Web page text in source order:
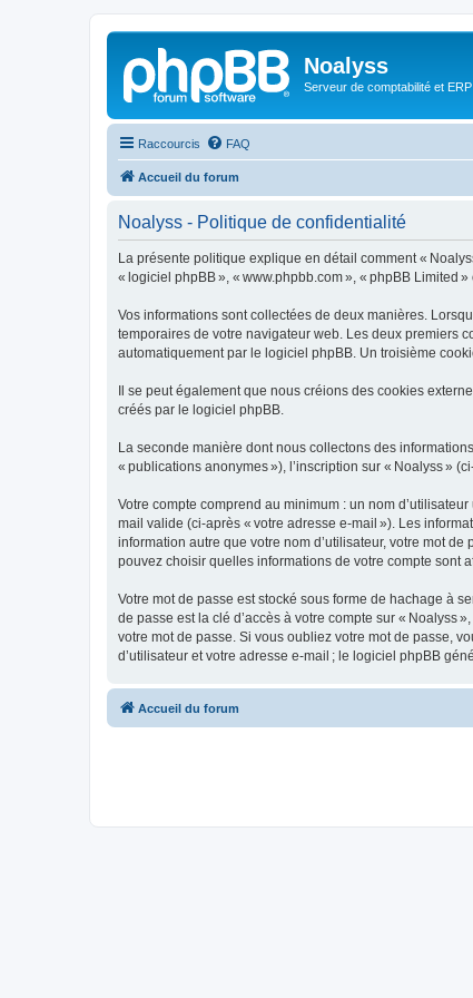
Noalyss
Serveur de comptabilité et ERP
Raccourcis FAQ
Accueil du forum
Noalyss - Politique de confidentialité
La présente politique explique en détail comment «
« logiciel phpBB », « www.phpbb.com », « phpBB Limited
Vos informations sont collectées de deux manières.
temporaires de votre navigateur web. Les deux premiers
automatiquement par le logiciel phpBB. Un troisième
Il se peut également que nous créions des cookies
créés par le logiciel phpBB.
La seconde manière dont nous collectons des
« publications anonymes »), l’inscription sur « Noalyss »
Votre compte comprend au minimum : un nom
mail valide (ci-après « votre adresse e-mail »). Les
information autre que votre nom d’utilisateur, votre mot
pouvez choisir quelles informations de votre compte sont
Votre mot de passe est stocké sous forme de hachage à
de passe est la clé d’accès à votre compte sur « Noalyss
votre mot de passe. Si vous oubliez votre mot de passe,
d’utilisateur et votre adresse e-mail ; le logiciel phpBB
Accueil du forum